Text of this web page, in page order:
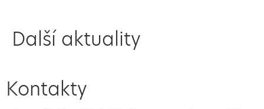
Další aktuality
Kontakty